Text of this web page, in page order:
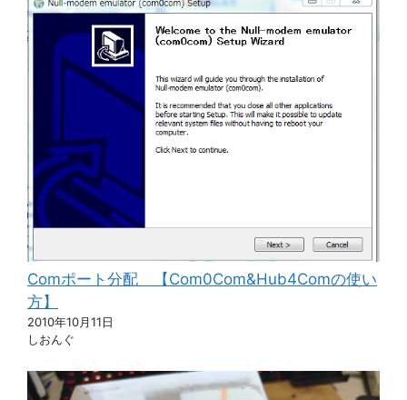
Comポート分配 【Com0Com&Hub4Comの使い
方】
2010年10月11日
しおんぐ